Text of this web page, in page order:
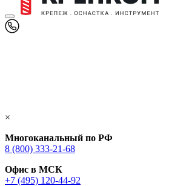
×
Многоканальный по РФ
8 (800) 333‑21-68
Офис в МСК
+7 (495) 120-44-92